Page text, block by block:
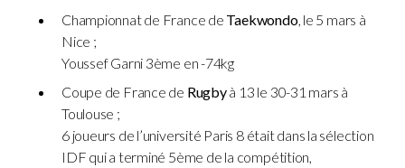
Championnat de France de Taekwondo, le 5 mars à
Nice ;
Youssef Garni 3ème en -74kg
Coupe de France de Rugbyà 13 le 30-31 mars à
Toulouse ;
6 joueurs de l’université Paris 8 était dans la sélection
IDF qui a terminé 5ème de la compétition,